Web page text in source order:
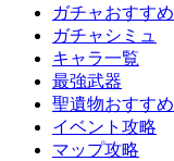
ガチャおすすめ
ガチャシミュ
キャラ一覧
最強武器
聖遺物おすすめ
イベント攻略
マップ攻略